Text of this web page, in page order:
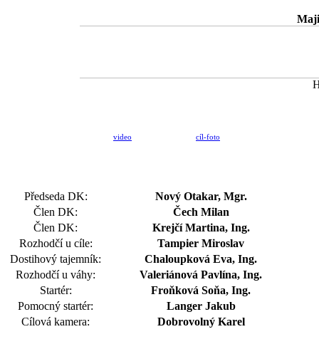
video cíl-foto
Předseda DK:
Nový Otakar, Mgr.
Člen DK:
Čech Milan
Člen DK:
Krejčí Martina, Ing.
Rozhodčí u cíle:
Tampier Miroslav
Dostihový tajemník:
Chaloupková Eva, Ing.
Rozhodčí u váhy:
Valeriánová Pavlína, Ing.
Startér:
Froňková Soňa, Ing.
Pomocný startér:
Langer Jakub
Cílová kamera:
Dobrovolný Karel